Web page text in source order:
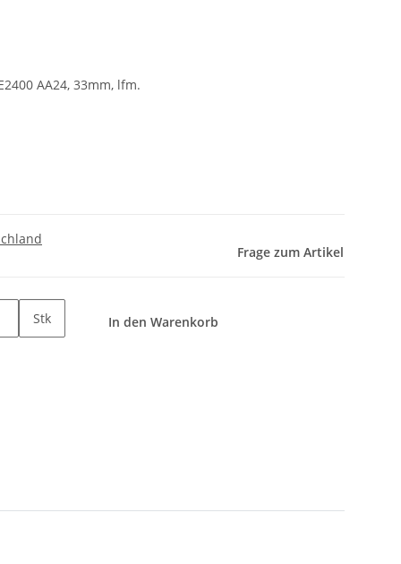
AA24, 33mm, lfm.
Frage zum Artikel
Stk In den Warenkorb